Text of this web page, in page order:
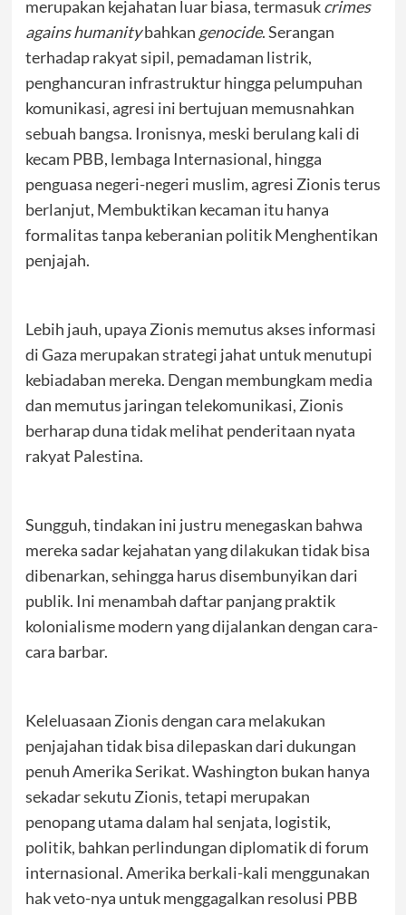
merupakan kejahatan luar biasa, termasukcrimes
agains humanitybahkan genocide. Serangan
terhadap rakyat sipil, pemadaman listrik,
penghancuran infrastruktur hingga pelumpuhan
komunikasi, agresi ini bertujuan memusnahkan
sebuah bangsa. Ironisnya, meski berulang kali di
kecam PBB, lembaga Internasional, hingga
penguasa negeri-negeri muslim, agresi Zionis terus
berlanjut, Membuktikan kecaman itu hanya
formalitas tanpa keberanian politik Menghentikan
penjajah.
Lebih jauh, upaya Zionis memutus akses informasi
di Gaza merupakan strategi jahat untuk menutupi
kebiadaban mereka. Dengan membungkam media
dan memutus jaringan telekomunikasi, Zionis
berharap duna tidak melihat penderitaan nyata
rakyat Palestina.
Sungguh, tindakan ini justru menegaskan bahwa
mereka sadar kejahatan yang dilakukan tidak bisa
dibenarkan, sehingga harus disembunyikan dari
publik. Ini menambah daftar panjang praktik
kolonialisme modern yang dijalankan dengan cara-
cara barbar.
Keleluasaan Zionis dengan cara melakukan
penjajahan tidak bisa dilepaskan dari dukungan
penuh Amerika Serikat. Washington bukan hanya
sekadar sekutu Zionis, tetapi merupakan
penopang utama dalam hal senjata, logistik,
politik, bahkan perlindungan diplomatik di forum
internasional. Amerika berkali-kali menggunakan
hak veto-nya untuk menggagalkan resolusi PBB